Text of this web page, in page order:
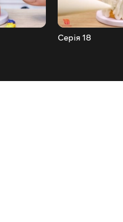
Серія 18